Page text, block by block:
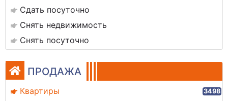
Сдать посуточно
Снять недвижимость
Снять посуточно
ПРОДАЖА
Квартиры 3498